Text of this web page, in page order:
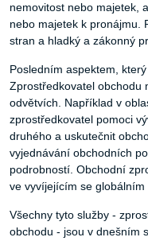
nemovitost nebo majetek,
nebo majetek k pronájmu.
stran a hladký a zákonný
Posledním aspektem,
Zprostředkovatel obchodu
odvětvích. Například v
zprostředkovatel pomoci
druhého a uskutečnit
vyjednávání obchodních
podrobností. Obchodní
ve vyvíjejícím se globálním
Všechny tyto služby -
obchodu - jsou v dnešním